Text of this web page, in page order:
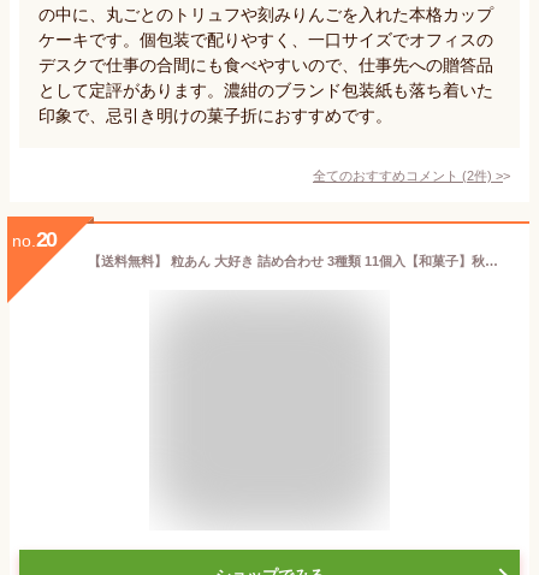
の中に、丸ごとのトリュフや刻みりんごを入れた本格カップ
ケーキです。個包装で配りやすく、一口サイズでオフィスの
デスクで仕事の合間にも食べやすいので、仕事先への贈答品
として定評があります。濃紺のブランド包装紙も落ち着いた
印象で、忌引き明けの菓子折におすすめです。
全てのおすすめコメント (2件) >
no. 20
【送料無料】 粒あん 大好き 詰め合わせ 3種類 11個入【和菓子】秋菓子 どら焼き 最中 饅頭 栗 北海道 ギフト スイーツ 老舗 香川 高級 お取り寄せ 御祝 お祝い 御供 お供え 詰合せ おしゃれ かわいい 可愛い あんこ 手土産 お菓子 贈り物 セット 誕生日 プレゼント